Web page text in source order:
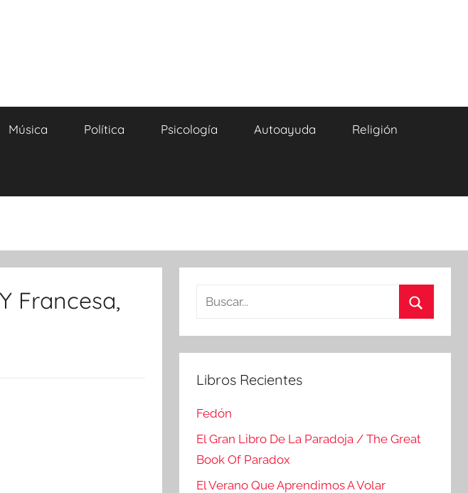
Música Política Psicología Autoayuda Religión
Francesa,
Buscar:
Libros Recientes
Fedón
El Gran Libro De La Paradoja / The Great
Book Of Paradox
El Verano Que Aprendimos A Volar